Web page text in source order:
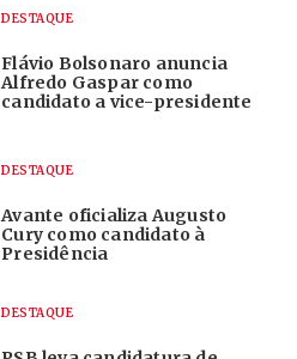
DESTAQUE
Flávio Bolsonaro anuncia
Alfredo Gaspar como
candidato a vice-presidente
DESTAQUE
Avante oficializa Augusto
Cury como candidato à
Presidência
DESTAQUE